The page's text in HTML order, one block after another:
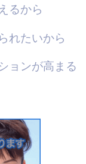
るから
れたいから
ョンが高まる